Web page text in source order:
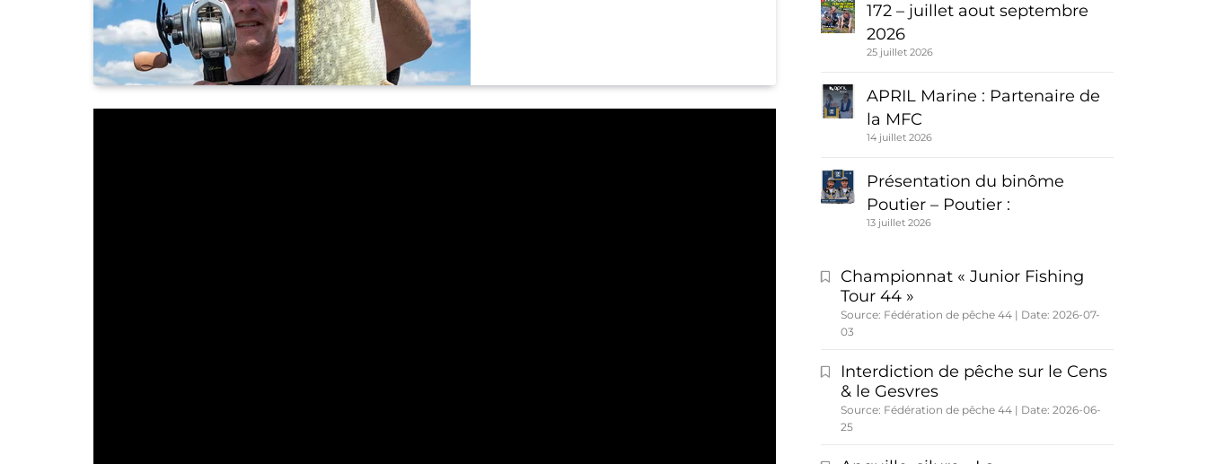
172 – juillet aout septembre
2026
25 juillet 2026
APRIL Marine : Partenaire de
la MFC
14 juillet 2026
Présentation du binôme
Poutier – Poutier :
13 juillet 2026
Championnat « Junior Fishing
Tour 44 »
Source: Fédération de pêche 44
Date: 2026-07-
03
Interdiction de pêche sur le Cens
& le Gesvres
Source: Fédération de pêche 44
Date: 2026-06-
25